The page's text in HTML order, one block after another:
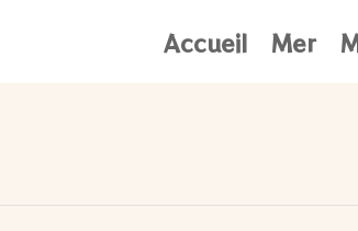
Accueil Mer